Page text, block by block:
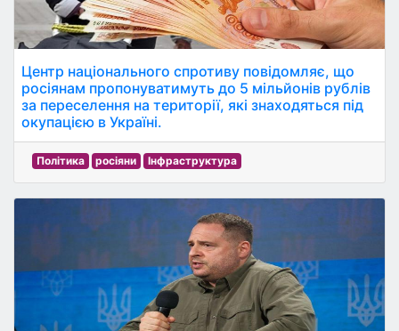
Центр національного спротиву повідомляє, що
росіянам пропонуватимуть до 5 мільйонів рублів
за переселення на території, які знаходяться під
окупацією в Україні.
Політика росіяни Інфраструктура